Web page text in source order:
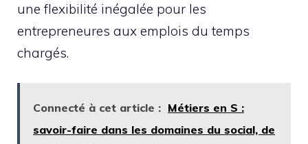
une flexibilité inégalée pour les
entrepreneures aux emplois du temps
chargés.
Connecté à cet article : Métiers en S :
savoir-faire dans les domaines du social, de